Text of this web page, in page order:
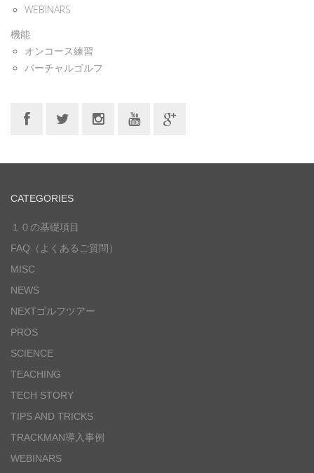
WEBINARS
機能
オンコース練習
バーチャルゴルフ
CATEGORIES
１０の基礎項目
FAQ（よくあるご質問）
MISC
NEWS
NEXTゴルフツアー
PROS
SCIENCE
TEACHING
TECH STORY
TIPS AND TRICKS
TRACKMAN導入事例
WEBINARS